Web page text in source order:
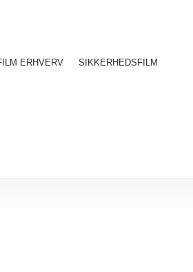
ERHVERV SIKKERHEDSFILM